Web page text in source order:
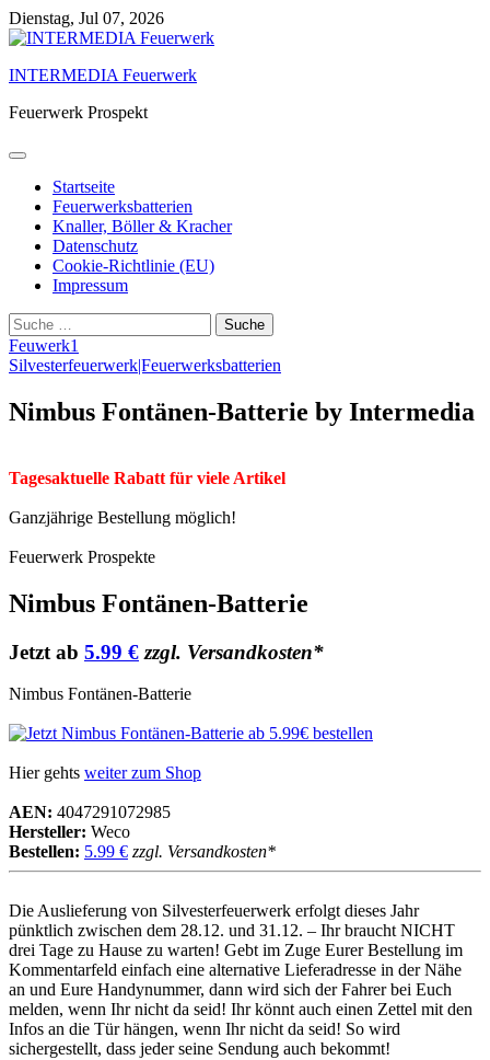
Skip
to
Dienstag, Jul 07, 2026
INTERMEDIA Feuerwerk
Feuerwerk Prospekt
Startseite
Feuerwerksbatterien
Knaller, Böller & Kracher
Datenschutz
Cookie-Richtlinie (EU)
Impressum
Suche
nach:
Feuwerk1
Silvesterfeuerwerk|Feuerwerksbatterien
Nimbus Fontänen-Batterie by Intermedia
Tagesaktuelle Rabatt für viele Artikel
Ganzjährige Bestellung möglich!
Feuerwerk Prospekte
Nimbus Fontänen-Batterie
Jetzt ab 5.99 € zzgl. Versandkosten*
Nimbus Fontänen-Batterie
Hier gehts weiter zum Shop
AEN: 4047291072985
Hersteller: Weco
Bestellen: 5.99 € zzgl. Versandkosten*
Die Auslieferung von Silvesterfeuerwerk erfolgt dieses Jahr
pünktlich zwischen dem 28.12. und 31.12. – Ihr braucht NICHT
drei Tage zu Hause zu warten! Gebt im Zuge Eurer Bestellung im
Kommentarfeld einfach eine alternative Lieferadresse in der Nähe
an und Eure Handynummer, dann wird sich der Fahrer bei Euch
melden, wenn Ihr nicht da seid! Ihr könnt auch einen Zettel mit den
Infos an die Tür hängen, wenn Ihr nicht da seid! So wird
sichergestellt, dass jeder seine Sendung auch bekommt!